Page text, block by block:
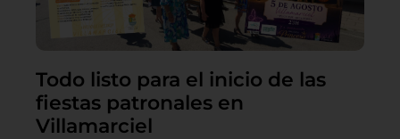
Todo listo para el inicio de las
fiestas patronales en
Villamarciel